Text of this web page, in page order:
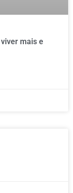
mais e